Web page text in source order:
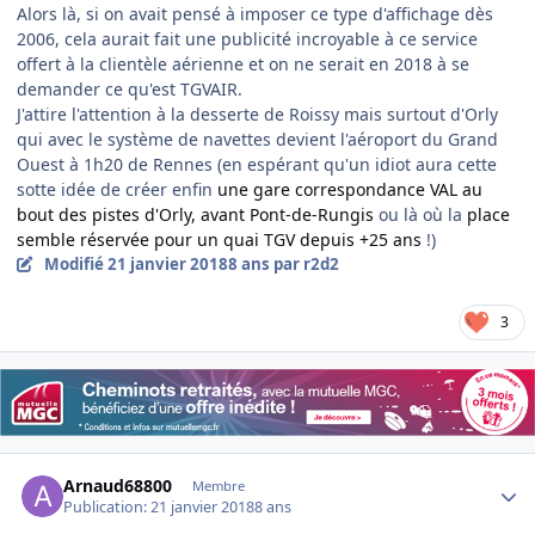
Alors là, si on avait pensé à imposer ce type d'affichage dès
2006, cela aurait fait une publicité incroyable à ce service
offert à la clientèle aérienne et on ne serait en 2018 à se
demander ce qu'est TGVAIR.
J'attire l'attention à la desserte de Roissy mais surtout d'Orly
qui avec le système de navettes devient l'aéroport du Grand
Ouest à 1h20 de Rennes (en espérant qu'un idiot aura cette
sotte idée de créer enfin une gare correspondance VAL au
bout des pistes d'Orly, avant Pont-de-Rungis ou là où la place
semble réservée pour un quai TGV depuis +25 ans !)
Modifié21 janvier 20188 ans par r2d2
3
Arnaud68800 Membre
Publication:21 janvier 20188 ans